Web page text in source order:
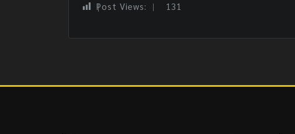
Post Views: 131